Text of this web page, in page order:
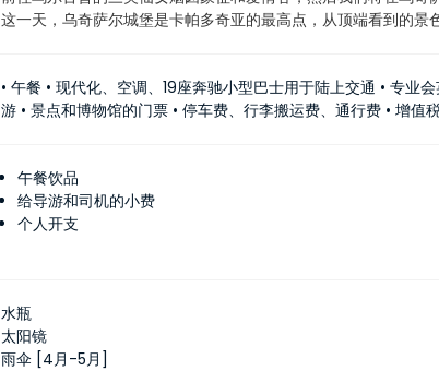
这一天，乌奇萨尔城堡是卡帕多奇亚的最高点，从顶端看到的景
• 午餐 • 现代化、空调、19座奔驰小型巴士用于陆上交通 • 专业
游 • 景点和博物馆的门票 • 停车费、行李搬运费、通行费 • 增值
午餐饮品
给导游和司机的小费
个人开支
水瓶
太阳镜
雨伞 [4月-5月]